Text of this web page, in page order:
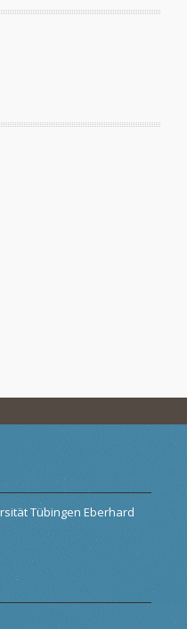
Tübingen Eberhard